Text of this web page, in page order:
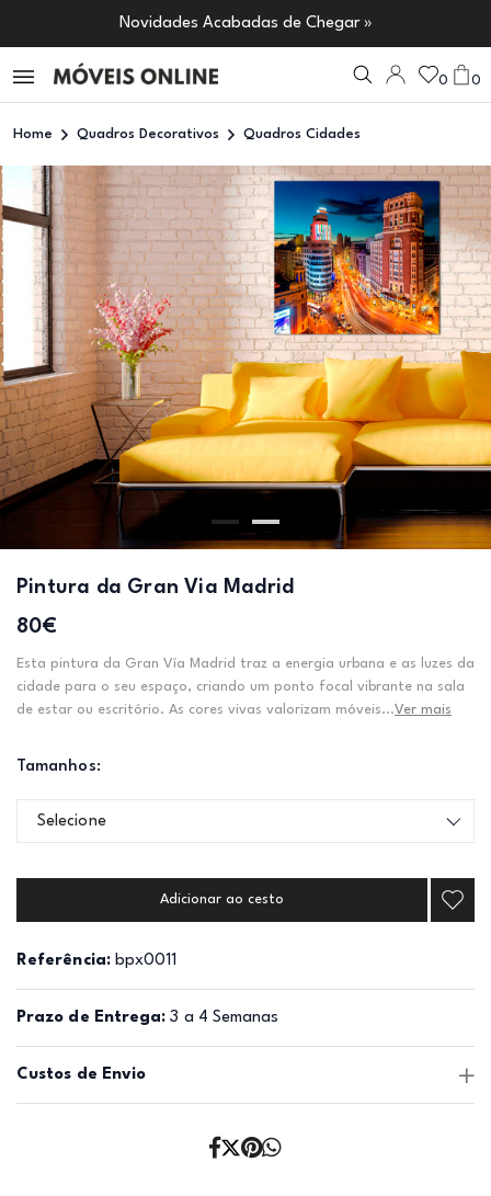
Novidades Acabadas de Chegar »
0 0
Home Quadros Decorativos Quadros Cidades
Pintura da Gran Via Madrid
80€
Esta pintura da Gran Vía Madrid traz a energia urbana e as luzes da
cidade para o seu espaço, criando um ponto focal vibrante na sala
de estar ou escritório. As cores vivas valorizam móveis...Ver mais
Tamanhos:
Selecione
Adicionar ao cesto
Referência: bpx0011
Prazo de Entrega: 3 a 4 Semanas
Custos de Envio